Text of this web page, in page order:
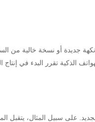
جديدة أو نسخة خالية من
تقرر البدء في إنتاج
على سبيل المثال، يتقبل